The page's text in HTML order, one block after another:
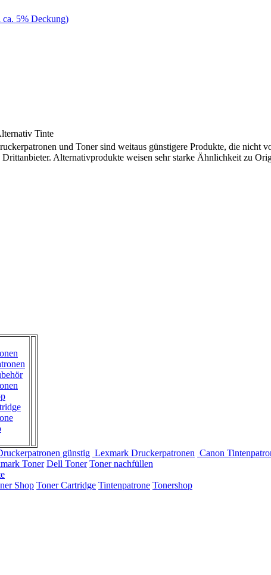
ca. 5% Deckung)
Tinte
und Toner sind weitaus günstigere Produkte, die nicht
Drittanbieter. Alternativprodukte weisen sehr starke Ähnlichkeit zu
günstig Lexmark Druckerpatronen Canon
Toner Dell Toner Toner nachfüllen
Shop Toner Cartridge Tintenpatrone Tonershop